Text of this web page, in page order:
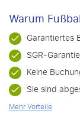
Warum
Garantiertes
SGR-Garantie
Keine
Sie sind
Mehr Vorteile